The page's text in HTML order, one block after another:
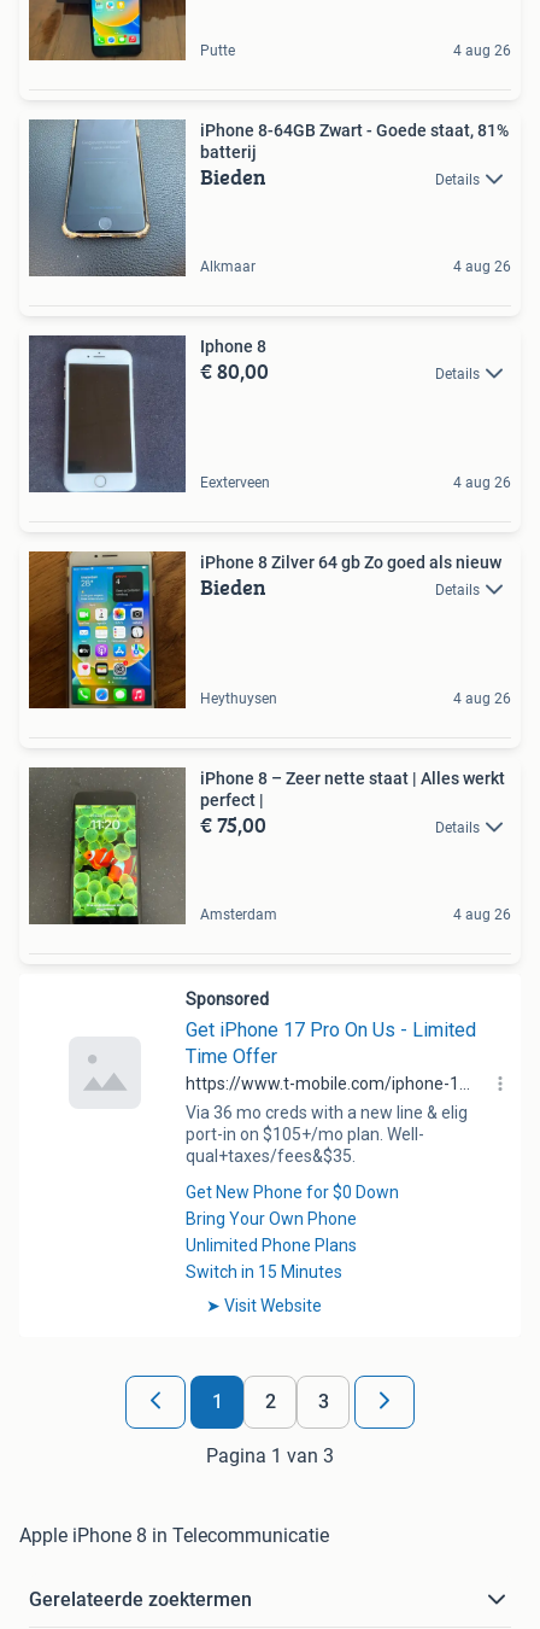
Putte 4 aug 26
iPhone 8-64GB Zwart - Goede staat, 81%
batterij
Bieden Details
Alkmaar 4 aug 26
Iphone 8
€ 80,00 Details
Eexterveen 4 aug 26
iPhone 8 Zilver 64 gb Zo goed als nieuw
Bieden Details
Heythuysen 4 aug 26
iPhone 8 – Zeer nette staat | Alles werkt
perfect |
€ 75,00 Details
Amsterdam 4 aug 26
1 2 3
Pagina 1 van 3
Apple iPhone 8 in Telecommunicatie
Gerelateerde zoektermen